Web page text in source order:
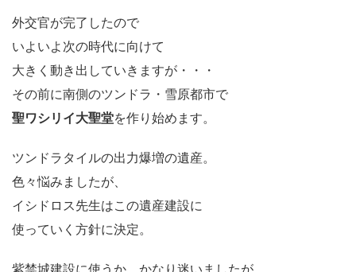
外交官が完了したので
いよいよ次の時代に向けて
大きく動き出していきますが・・・
その前に南側のツンドラ・雪原都市で
聖ワシリイ大聖堂を作り始めます。
ツンドラタイルの出力爆増の遺産。
色々悩みましたが、
イシドロス先生はこの遺産建設に
使っていく方針に決定。
紫禁城建設に使うか、かなり迷いましたが